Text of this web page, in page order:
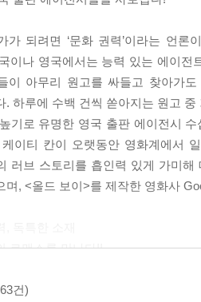
가 되려면 ‘문화 권력’이라는 언
이나 영국에서는 능력 있는 에이전
이 아무리 원고를 싸들고 찾아가
. 하루에 수백 건씩 쏟아지는 원고
기로 유명한 영국 출판 에이전시
이티 칸이 오랫동안 영화계에서
러브 스토리를 흡인력 있게 가미
며, <올드 보이>를 제작한 영화사
로맨스를 만나다!!
전쟁으로 인해 몰락하자 유럽에
건)